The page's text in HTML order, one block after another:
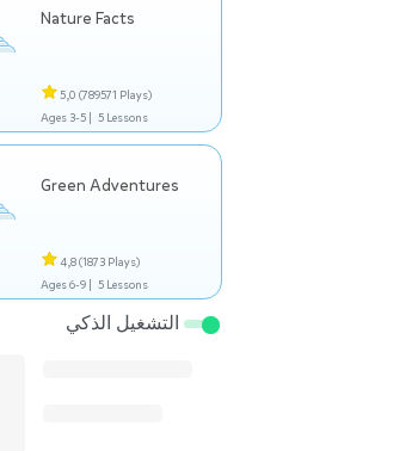
Nature Facts
5,0 (789571 Plays)
Ages 3-5 | 5 Lessons
Green Adventures
4,8(1873 Plays)
Ages 6-9 | 5 Lessons